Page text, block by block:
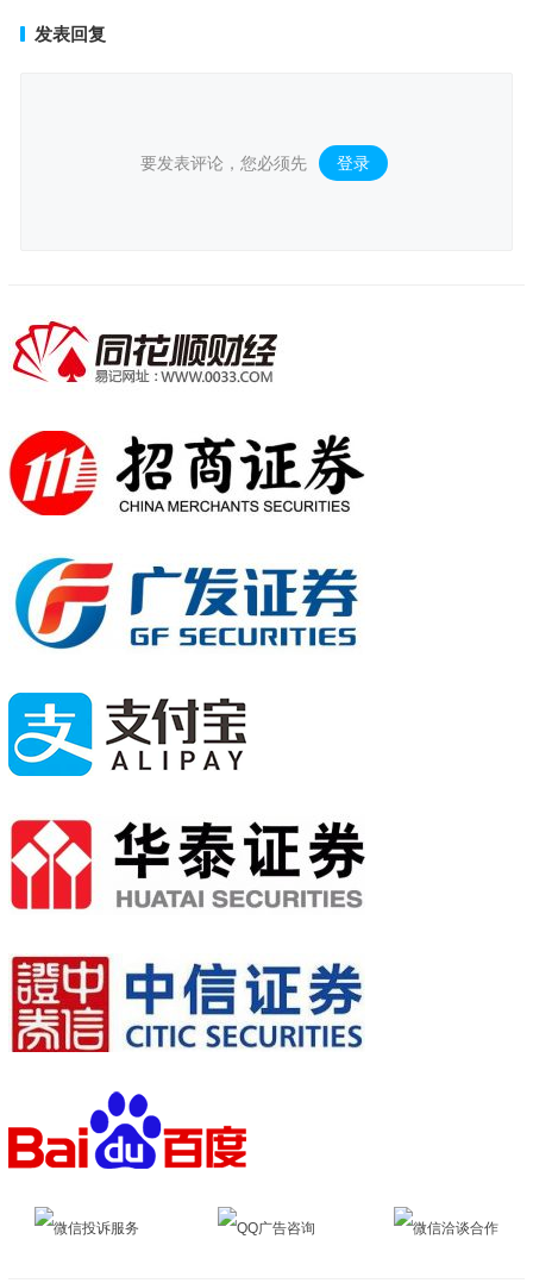
发表回复
要发表评论，您必须先 登录 。
微信投诉服务 QQ广告咨询 微信洽谈合作